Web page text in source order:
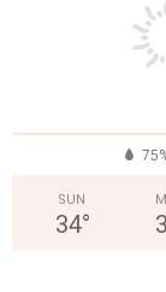
SUN
34°